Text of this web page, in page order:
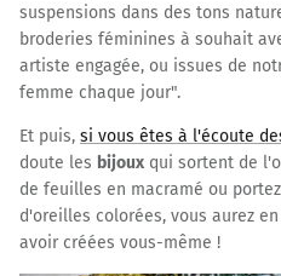
suspensions dans des tons
broderies féminines à souhait
artiste engagée, ou issues de
femme chaque jour".
Et puis, si vous êtes à l'écoute
doute les bijoux qui sortent de
de feuilles en macramé ou
d'oreilles colorées, vous aurez
avoir créées vous-même !